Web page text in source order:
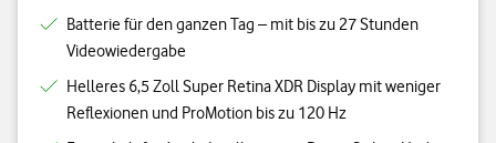
Batterie für den ganzen Tag – mit bis zu 27 Stunden
Videowiedergabe
Helleres 6,5 Zoll Super Retina XDR Display mit weniger
Reflexionen und ProMotion bis zu 120 Hz